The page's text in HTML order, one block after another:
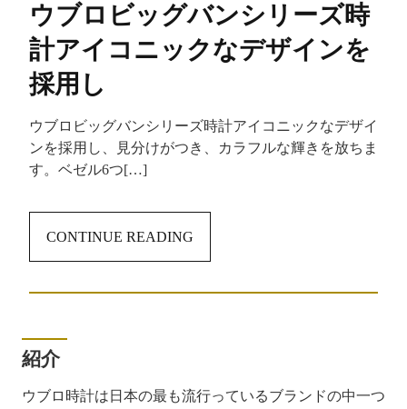
ウブロビッグバンシリーズ時
計アイコニックなデザインを
採用し
ウブロビッグバンシリーズ時計アイコニックなデザイ
ンを採用し、見分けがつき、カラフルな輝きを放ちま
す。ベゼル6つ[…]
CONTINUE READING
紹介
ウブロ時計は日本の最も流行っているブランドの中一つ